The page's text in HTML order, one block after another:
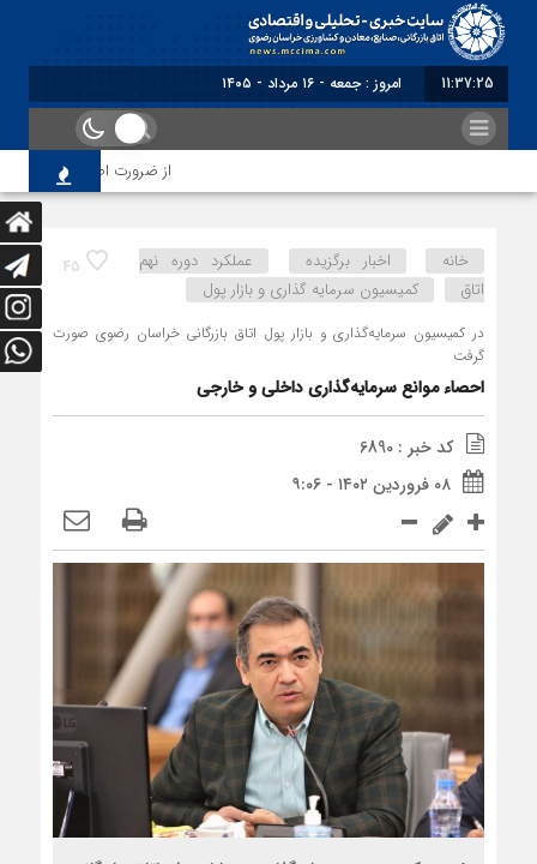
11:37:26 برابر با
از ضرورت اصلاح رویه‌های
45 خانه اخبار برگزیده
عملکرد دوره نهم
اتاق
کمیسیون سرمایه گذاری و بازار پول
در کمیسیون سرمایه‌گذاری و بازار پول اتاق بازرگانی خراسان رضوی صورت
گرفت
احصاء موانع سرمایه‌گذاری داخلی و خارجی
کد خبر : 6890
۰۸ فروردین ۱۴۰۲ - ۹:۰۶